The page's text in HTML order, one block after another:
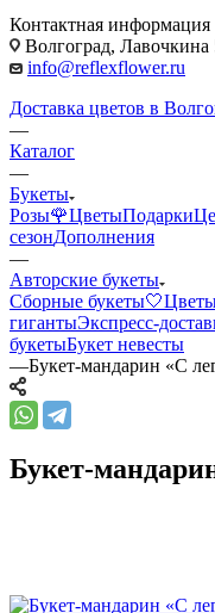
Контактная информация
Волгоград, Лавочкина
info@reflexflower.ru
Доставка цветов в
—
Каталог
—
Букеты
Розы🌹ЦветыПодарки
сезонДополнения
—
Авторские букеты
Сборные букеты🤍
гигантыЭкспресс-
букетыБукет невесты
—Букет-мандарин «С
Букет-